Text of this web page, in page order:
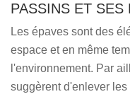
PASSINS ET SES
Les épaves sont des
espace et en même
l'environnement. Par
suggèrent d'enlever